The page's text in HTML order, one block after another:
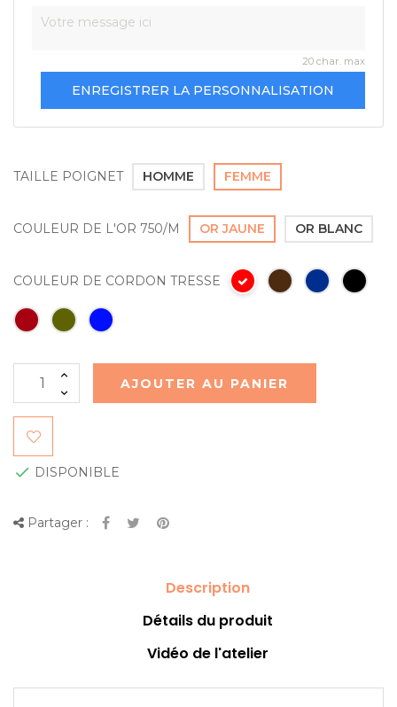
20 char. max
ENREGISTRER LA PERSONNALISATION
TAILLE POIGNET HOMME FEMME
COULEUR DE L'OR 750/M OR JAUNE OR BLANC
COULEUR DE CORDON TRESSE
AJOUTER AU PANIER
 DISPONIBLE
Partager :
Description
Détails du produit
Vidéo de l'atelier